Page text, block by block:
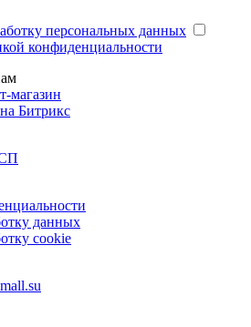
персональных данных
конфиденциальности
магазин
Битрикс
данных
cookie